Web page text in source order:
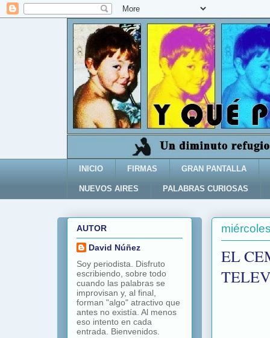
INICIO FIRMAS GRAN PANTALLA
NUEVOS AIRES PALABRAS CURIOSAS
EL
AUTOR
David Núñez
Soy periodista. Disfruto
escribiendo, sobre todo
cuando las palabras se
improvisan y, al final,
forman "algo" atractivo que
antes no existía. Al menos
eso intento en cada
entrada. Bienvenidos.